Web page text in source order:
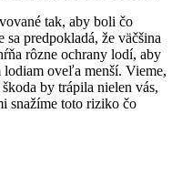
tak, aby boli čo
sa predpokladá, že väčšina
rôzne ochrany lodí, aby
oveľa menší. Vieme,
by trápila nielen vás,
snažíme toto riziko čo